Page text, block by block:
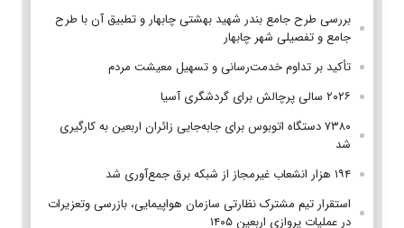
بررسی طرح جامع بندر شهید بهشتی چابهار و تطبیق آن با طرح
جامع و تفصیلی شهر چابهار
تأکید بر تداوم خدمت‌رسانی و تسهیل معیشت مردم
۲۰۲۶ سالی پرچالش برای گردشگری آسیا
۷۳۸۰ دستگاه اتوبوس برای جابه‌جایی زائران اربعین به‌ کارگیری
شد
۱۹۴ هزار انشعاب غیرمجاز از شبکه برق جمع‌آوری شد
استقرار تیم مشترک نظارتی سازمان هواپیمایی، بازرسی وتعزیرات
در عملیات پروازی اربعین ۱۴۰۵